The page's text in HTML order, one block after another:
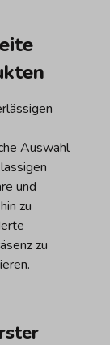
Auswahl
und
zu
zu